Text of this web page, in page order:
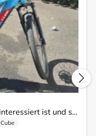
Keine Rückname wenn einer interessiert ist und sich meldet und möchte diesen Bike haben ist eine Rückname Ausgeschlossen Nur Abholung vor Ort Nur Barzahlung vor Ort Kein Versand Ich verkaufe mein Trekkingbike, das sich in einem gebrauchten, aber gut erhaltenen Zustand befindet. Es ist eine ideale Wahl für alle, die gerne längere Strecken zurücklegen und dabei Komfort und Stabilität genießen möchten. Die Preisgestaltung ist fest, was bedeutet, dass Sie sofort kaufen können, ohne auf Gebote warten zu müssen. Es handelt sich um ein zuverlässiges Fahrrad, das bereit ist, neue Abenteuer mit Ihnen zu erleben. Bei Fragen oder für weitere Informationen stehe ich Ihnen gerne zur Verfügung!
Cube